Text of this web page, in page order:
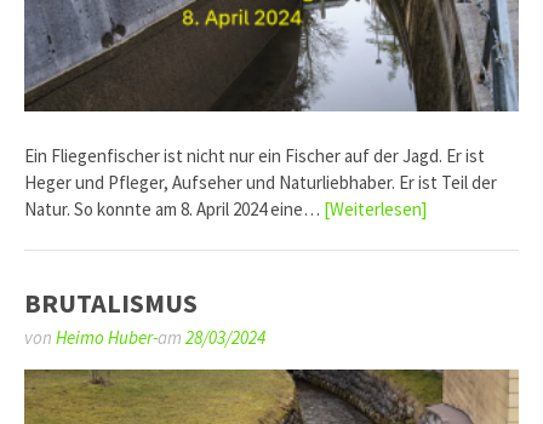
Ein Fliegenfischer ist nicht nur ein Fischer auf der Jagd. Er ist
Heger und Pfleger, Aufseher und Naturliebhaber. Er ist Teil der
Natur. So konnte am 8. April 2024 eine… [Weiterlesen]
BRUTALISMUS
von Heimo Huber-am 28/03/2024